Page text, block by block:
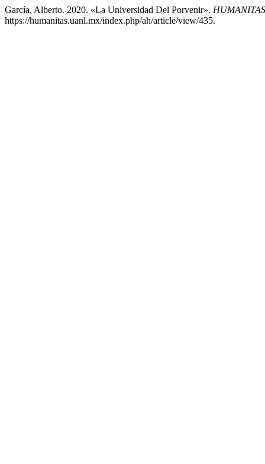
García, Alberto. 2020. «La Universidad Del Porvenir».
https://humanitas.uanl.mx/index.php/ah/article/view/435.